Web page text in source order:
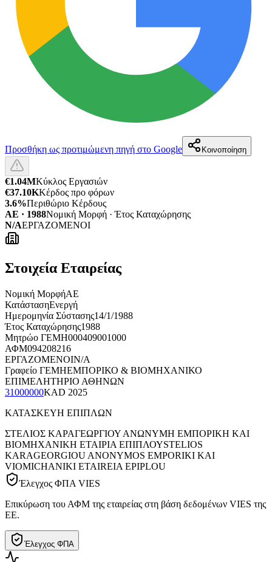
Προσθήκη ως προτιμώμενη πηγή στο Google Κοινοποίηση
€1.04MΚύκλος Εργασιών
€37.10KΚέρδος προ φόρων
3.6%Περιθώριο Κέρδους
ΑΕ · 1988Νομική Μορφή · Έτος Καταχώρησης
N/AΕΡΓΑΖΟΜΕΝΟΙ
Στοιχεία Εταιρείας
Νομική ΜορφήΑΕ
ΚατάστασηΕνεργή
Ημερομηνία Σύστασης14/1/1988
Έτος Καταχώρησης1988
Μητρώο ΓΕΜΗ000409001000
ΑΦΜ094208216
ΕΡΓΑΖΟΜΕΝΟΙN/A
Γραφείο ΓΕΜΗΕΜΠΟΡΙΚΟ & ΒΙΟΜΗΧΑΝΙΚΟ
ΕΠΙΜΕΛΗΤΗΡΙΟ ΑΘΗΝΩΝ
31000000KAD 2025
ΚΑΤΑΣΚΕΥΗ ΕΠΙΠΛΩΝ
ΣΤΕΛΙΟΣ ΚΑΡΑΓΕΩΡΓΙΟΥ ΑΝΩΝΥΜΗ ΕΜΠΟΡΙΚΗ ΚΑΙ
ΒΙΟΜΗΧΑΝΙΚΗ ΕΤΑΙΡΙΑ ΕΠΙΠΛΟΥSTELIOS
KARAGEORGIOU ANONYMOS EMPORIKI KAI
VIOMICHANIKI ETAIREIA EPIPLOU
Έλεγχος ΦΠΑ VIES
Επικύρωση του ΑΦΜ της εταιρείας στη βάση δεδομένων VIES της
ΕΕ.
Έλεγχος ΦΠΑ